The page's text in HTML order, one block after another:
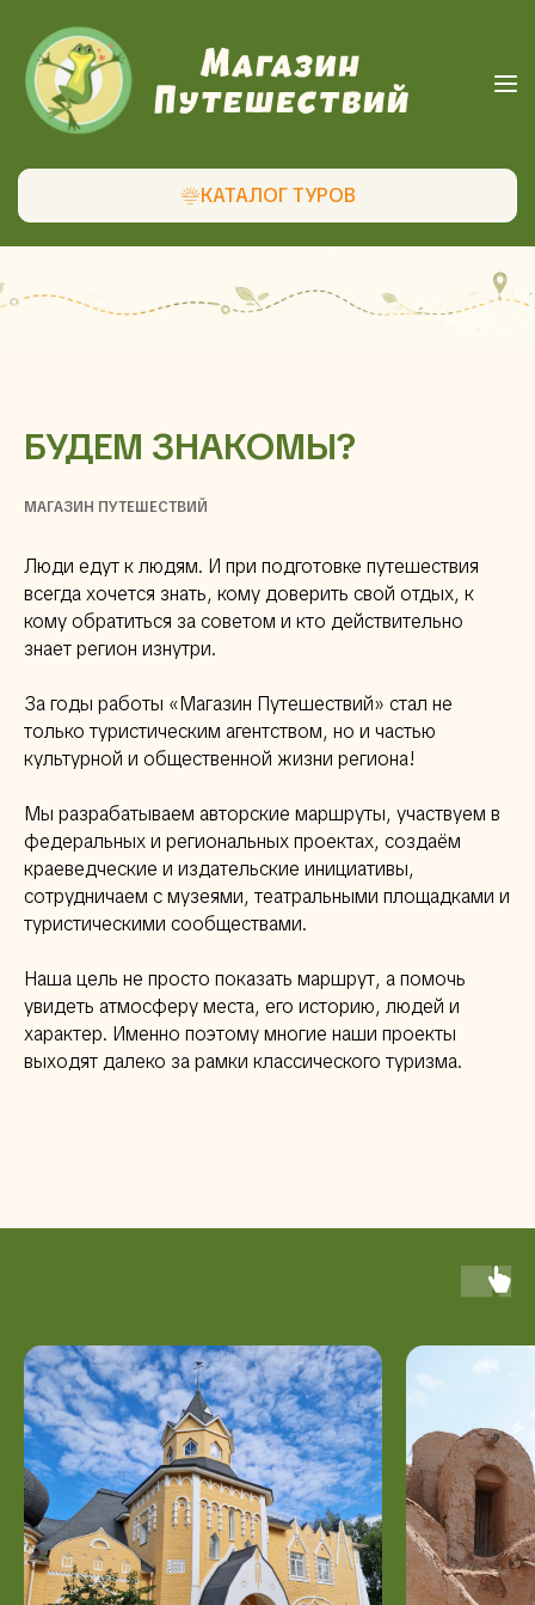
КАТАЛОГ ТУРОВ
БУДЕМ ЗНАКОМЫ?
МАГАЗИН ПУТЕШЕСТВИЙ
Люди едут к людям. И при подготовке путешествия
всегда хочется знать, кому доверить свой отдых, к
кому обратиться за советом и кто действительно
знает регион изнутри.
За годы работы «Магазин Путешествий» стал не
только туристическим агентством, но и частью
культурной и общественной жизни региона!
Мы разрабатываем авторские маршруты, участвуем в
федеральных и региональных проектах, создаём
краеведческие и издательские инициативы,
сотрудничаем с музеями, театральными площадками и
туристическими сообществами.
Наша цель не просто показать маршрут, а помочь
увидеть атмосферу места, его историю, людей и
характер. Именно поэтому многие наши проекты
выходят далеко за рамки классического туризма.